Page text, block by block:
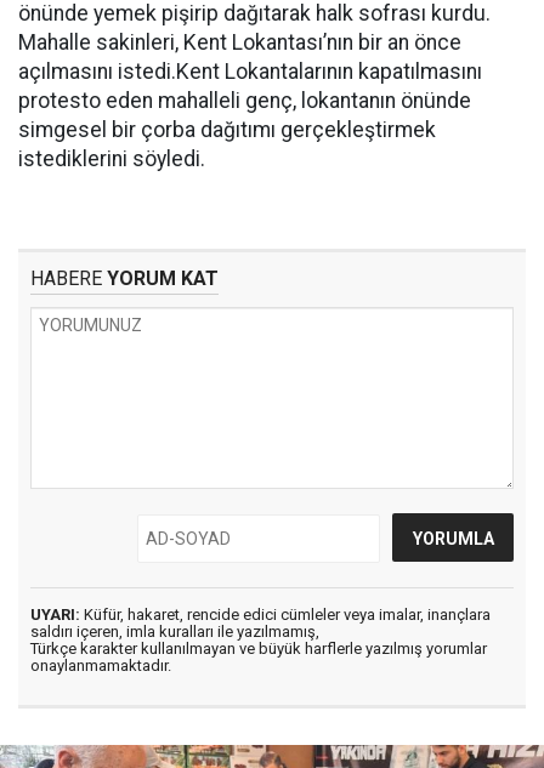
önünde yemek pişirip dağıtarak halk sofrası kurdu.
Mahalle sakinleri, Kent Lokantası’nın bir an önce
açılmasını istedi.Kent Lokantalarının kapatılmasını
protesto eden mahalleli genç, lokantanın önünde
simgesel bir çorba dağıtımı gerçekleştirmek
istediklerini söyledi.
HABERE YORUM KAT
UYARI: Küfür, hakaret, rencide edici cümleler veya imalar, inançlara
saldırı içeren, imla kuralları ile yazılmamış,
Türkçe karakter kullanılmayan ve büyük harflerle yazılmış yorumlar
onaylanmamaktadır.